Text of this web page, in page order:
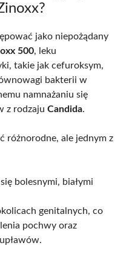
jako niepożądany
500, leku
takie jak cefuroksym,
bakterii w
namnażaniu się
z rodzaju Candida.
różnorodne, ale jednym z
bolesnymi, białymi
genitalnych, co
pochwy oraz